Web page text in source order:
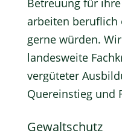
arbeiten beruflich
gerne würden.
landesweite
vergüteter
Quereinstieg und
Gewaltschutz